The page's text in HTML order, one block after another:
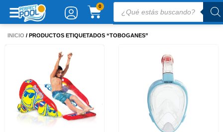
0
CARRITO
productos
INICIO / PRODUCTOS ETIQUETADOS “TOBOGANES”